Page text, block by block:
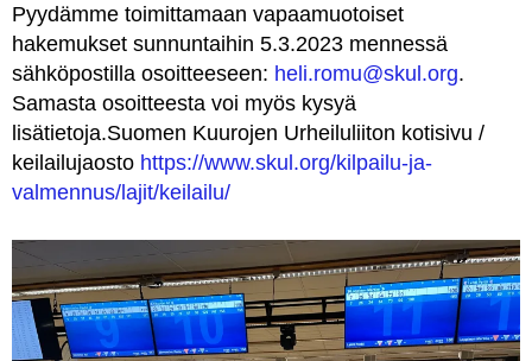
Pyydämme toimittamaan vapaamuotoiset
hakemukset sunnuntaihin 5.3.2023 mennessä
sähköpostilla osoitteeseen: heli.romu@skul.org.
Samasta osoitteesta voi myös kysyä
lisätietoja.Suomen Kuurojen Urheiluliiton kotisivu /
keilailujaosto https://www.skul.org/kilpailu-ja-
valmennus/lajit/keilailu/